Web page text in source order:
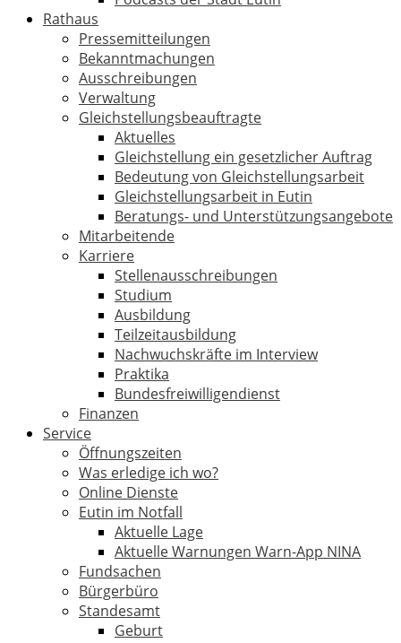
Rathaus
Pressemitteilungen
Bekanntmachungen
Ausschreibungen
Verwaltung
Gleichstellungsbeauftragte
Aktuelles
Gleichstellung ein gesetzlicher Auftrag
Bedeutung von Gleichstellungsarbeit
Gleichstellungsarbeit in Eutin
Beratungs- und Unterstützungsangebote
Mitarbeitende
Karriere
Stellenausschreibungen
Studium
Ausbildung
Teilzeitausbildung
Nachwuchskräfte im Interview
Praktika
Bundesfreiwilligendienst
Finanzen
Service
Öffnungszeiten
Was erledige ich wo?
Online Dienste
Eutin im Notfall
Aktuelle Lage
Aktuelle Warnungen Warn-App NINA
Fundsachen
Bürgerbüro
Standesamt
Geburt